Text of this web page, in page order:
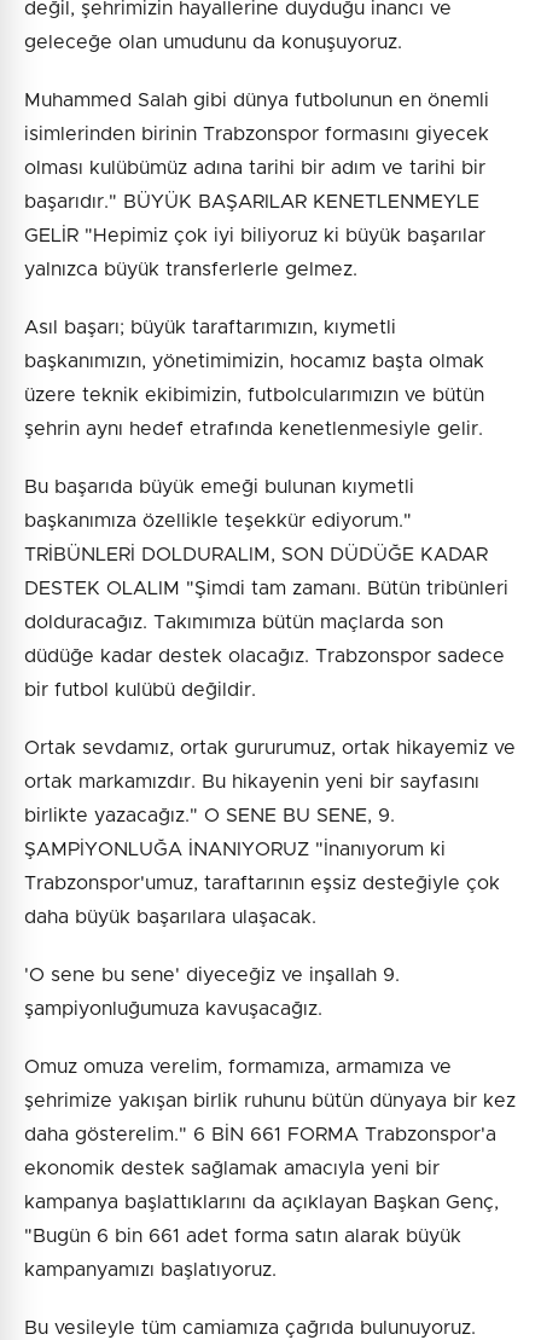
değil, şehrimizin hayallerine duyduğu inancı ve
geleceğe olan umudunu da konuşuyoruz.
Muhammed Salah gibi dünya futbolunun en önemli
isimlerinden birinin Trabzonspor formasını giyecek
olması kulübümüz adına tarihi bir adım ve tarihi bir
başarıdır." BÜYÜK BAŞARILAR KENETLENMEYLE
GELİR "Hepimiz çok iyi biliyoruz ki büyük başarılar
yalnızca büyük transferlerle gelmez.
Asıl başarı; büyük taraftarımızın, kıymetli
başkanımızın, yönetimimizin, hocamız başta olmak
üzere teknik ekibimizin, futbolcularımızın ve bütün
şehrin aynı hedef etrafında kenetlenmesiyle gelir.
Bu başarıda büyük emeği bulunan kıymetli
başkanımıza özellikle teşekkür ediyorum."
TRİBÜNLERİ DOLDURALIM, SON DÜDÜĞE KADAR
DESTEK OLALIM "Şimdi tam zamanı. Bütün tribünleri
dolduracağız. Takımımıza bütün maçlarda son
düdüğe kadar destek olacağız. Trabzonspor sadece
bir futbol kulübü değildir.
Ortak sevdamız, ortak gururumuz, ortak hikayemiz ve
ortak markamızdır. Bu hikayenin yeni bir sayfasını
birlikte yazacağız." O SENE BU SENE, 9.
ŞAMPİYONLUĞA İNANIYORUZ "İnanıyorum ki
Trabzonspor'umuz, taraftarının eşsiz desteğiyle çok
daha büyük başarılara ulaşacak.
'O sene bu sene' diyeceğiz ve inşallah 9.
şampiyonluğumuza kavuşacağız.
Omuz omuza verelim, formamıza, armamıza ve
şehrimize yakışan birlik ruhunu bütün dünyaya bir kez
daha gösterelim." 6 BİN 661 FORMA Trabzonspor'a
ekonomik destek sağlamak amacıyla yeni bir
kampanya başlattıklarını da açıklayan Başkan Genç,
"Bugün 6 bin 661 adet forma satın alarak büyük
kampanyamızı başlatıyoruz.
Bu vesileyle tüm camiamıza çağrıda bulunuyoruz.